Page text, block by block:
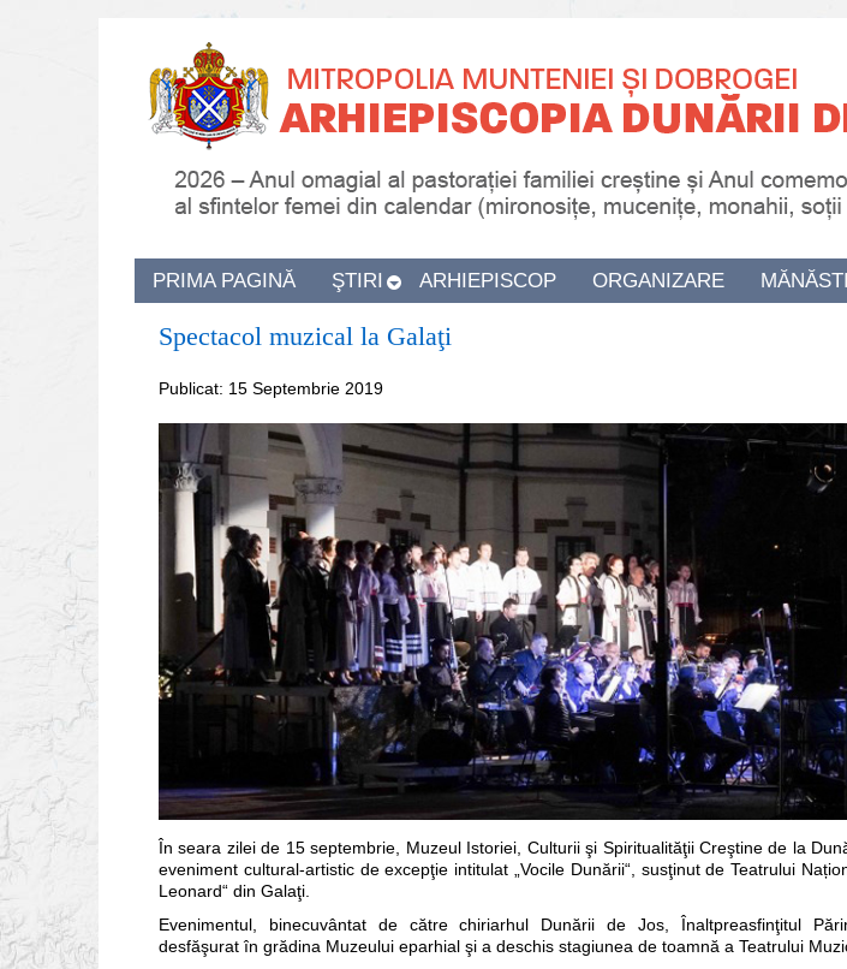
PRIMA PAGINĂ ŞTIRI ARHIEPISCOP ORGANIZARE
Spectacol muzical la Galaţi
Publicat: 15 Septembrie 2019
În seara zilei de 15 septembrie, Muzeul Istoriei, Culturii şi Spiritualităţii Creştine de la
eveniment cultural-artistic de excepţie intitulat „Vocile Dunării“, susţinut de Teatrului
Leonard“ din Galaţi.
Evenimentul, binecuvântat de către chiriarhul Dunării de Jos, Înaltpreasfinţitul
desfăşurat în grădina Muzeului eparhial şi a deschis stagiunea de toamnă a Teatrului